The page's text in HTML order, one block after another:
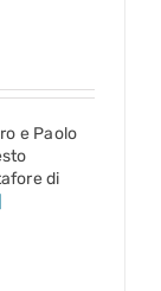
e Paolo
di